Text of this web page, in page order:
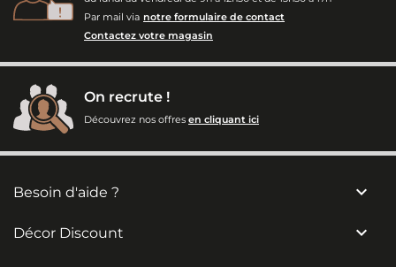
Par mail via notre formulaire de contact
Contactez votre magasin
On recrute !
Découvrez nos offres en cliquant ici
Besoin d'aide ? 
Décor Discount 